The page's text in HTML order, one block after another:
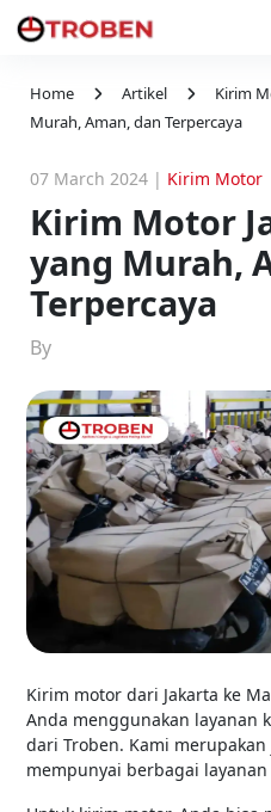
Home Artikel
Kirim
Murah, Aman, dan Terpercaya
07 March 2024 | Kirim Motor
Kirim Motor
yang Murah,
Terpercaya
By
Kirim motor dari Jakarta ke
Anda menggunakan layanan
dari Troben. Kami
mempunyai berbagai